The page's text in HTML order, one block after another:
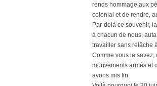
rends hommage aux
colonial et de rendre,
Par-delà ce souvenir,
à chacun de nous,
travailler sans relâche
Comme vous le savez,
mouvements armés et
avons mis fin.